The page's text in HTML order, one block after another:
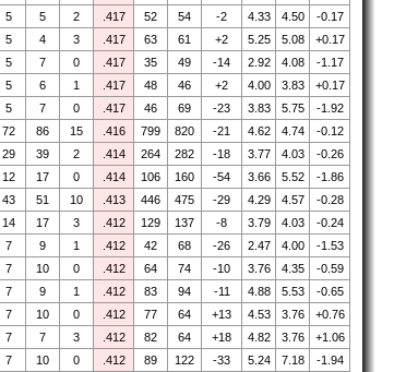
5 5 2 .417 52 54 -2 4.33 4.50
-0.17
5 4 3 .417 63 61 +2 5.25 5.08
+0.17
5 7 0 .417 35 49 -14 2.92 4.08
-1.17
5 6 1 .417 48 46 +2 4.00 3.83
+0.17
5 7 0 .417 46 69 -23 3.83 5.75
-1.92
72 86 15 .416 799 820 -21 4.62 4.74
-0.12
29 39 2 .414 264 282 -18 3.77 4.03
-0.26
12 17 0 .414 106 160 -54 3.66 5.52
-1.86
43 51 10 .413 446 475 -29 4.29 4.57
-0.28
14 17 3 .412 129 137 -8 3.79 4.03
-0.24
7 9 1 .412 42 68 -26 2.47 4.00
-1.53
7 10 0 .412 64 74 -10 3.76 4.35
-0.59
7 9 1 .412 83 94 -11 4.88 5.53
-0.65
7 10 0 .412 77 64 +13 4.53 3.76
+0.76
7 7 3 .412 82 64 +18 4.82 3.76
+1.06
7 10 0 .412 89 122 -33 5.24 7.18
-1.94